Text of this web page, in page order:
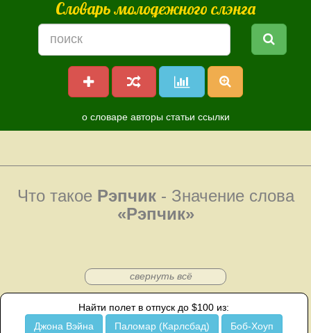
Словарь молодежного слэнга
о словаре авторы статьи ссылки
Что такое Рэпчик- Значение слова
«Рэпчик»
свернуть всё
Найти полет в отпуск до $100 из:
Джона Вэйна
Паломар (Карлсбад) Боб-Хоуп